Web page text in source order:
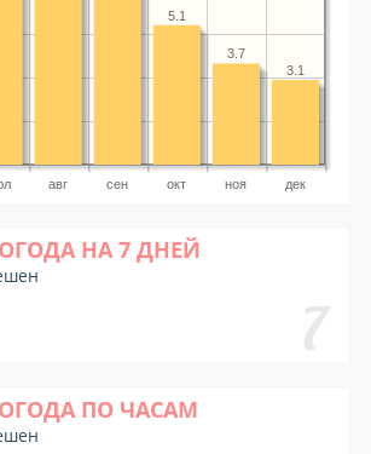
авг сен окт ноя дек
3.1
3.7
5.1
НА 7 ДНЕЙ
ПО ЧАСАМ